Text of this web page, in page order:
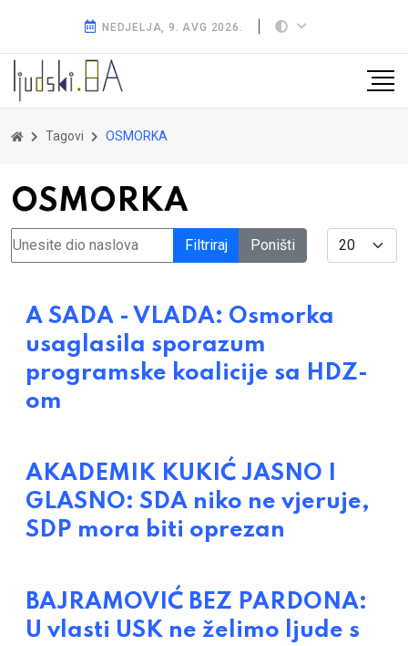
NEDJELJA, 9. AVG 2026.
Tagovi OSMORKA
OSMORKA
Unesite dio naslova Filtriraj Poništi Display #
A SADA - VLADA: Osmorka
usaglasila sporazum
programske koalicije sa HDZ-
om
AKADEMIK KUKIĆ JASNO I
GLASNO: SDA niko ne vjeruje,
SDP mora biti oprezan
BAJRAMOVIĆ BEZ PARDONA:
U vlasti USK ne želimo ljude s